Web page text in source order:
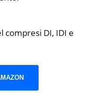
compresi DI, IDI e